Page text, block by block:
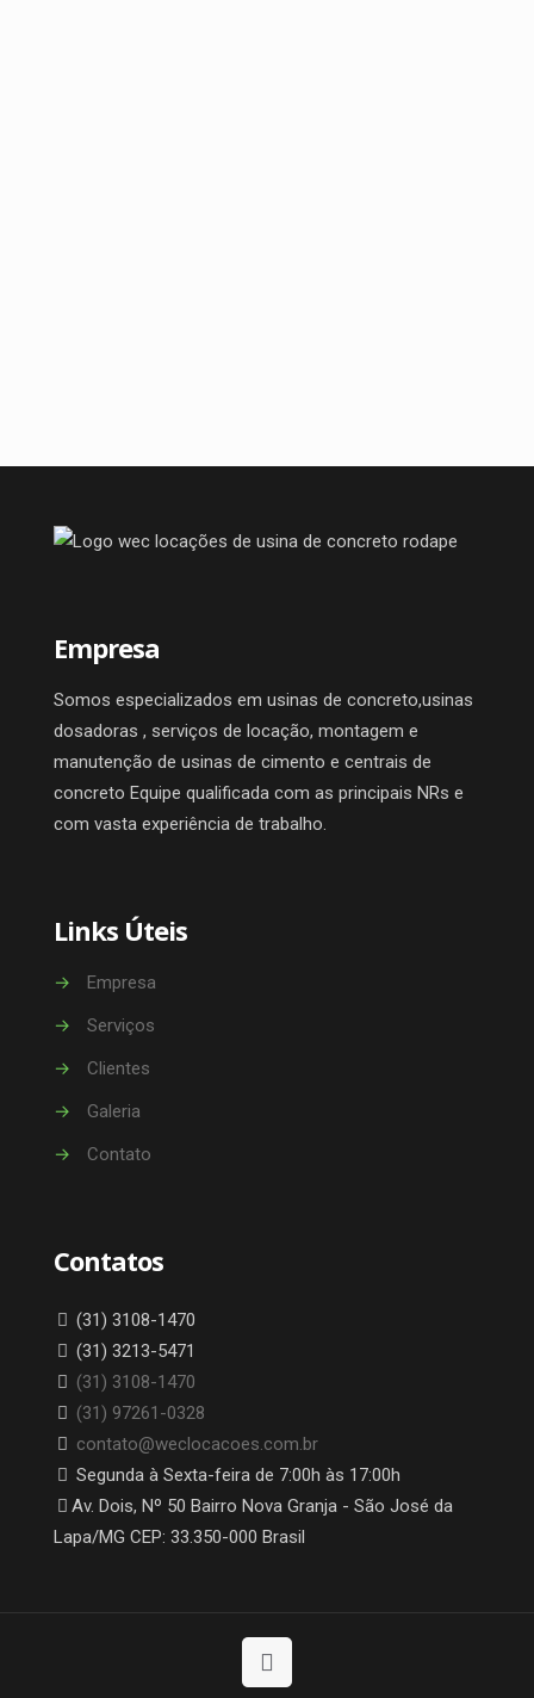
Empresa
Somos especializados em usinas de concreto,usinas
dosadoras , serviços de locação, montagem e
manutenção de usinas de cimento e centrais de
concreto Equipe qualificada com as principais NRs e
com vasta experiência de trabalho.
Links Úteis
→
Empresa
→
Serviços
→
Clientes
→
Galeria
→
Contato
Contatos
(31) 3108-1470
(31) 3213-5471
(31) 3108-1470
(31) 97261-0328
contato@weclocacoes.com.br
Segunda à Sexta-feira de 7:00h às 17:00h
Av. Dois, Nº 50 Bairro Nova Granja - São José da
Lapa/MG CEP: 33.350-000 Brasil